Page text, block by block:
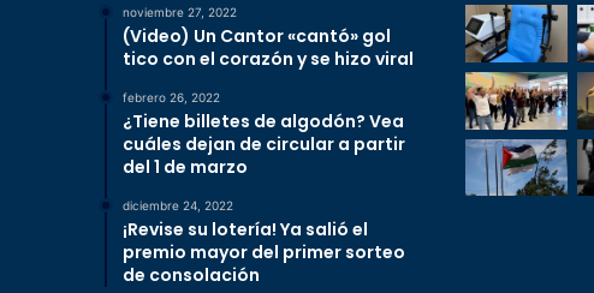
noviembre 27, 2022
(Video) Un Cantor «cantó» gol
tico con el corazón y se hizo viral
febrero 26, 2022
¿Tiene billetes de algodón? Vea
cuáles dejan de circular a partir
del 1 de marzo
diciembre 24, 2022
¡Revise su lotería! Ya salió el
premio mayor del primer sorteo
de consolación